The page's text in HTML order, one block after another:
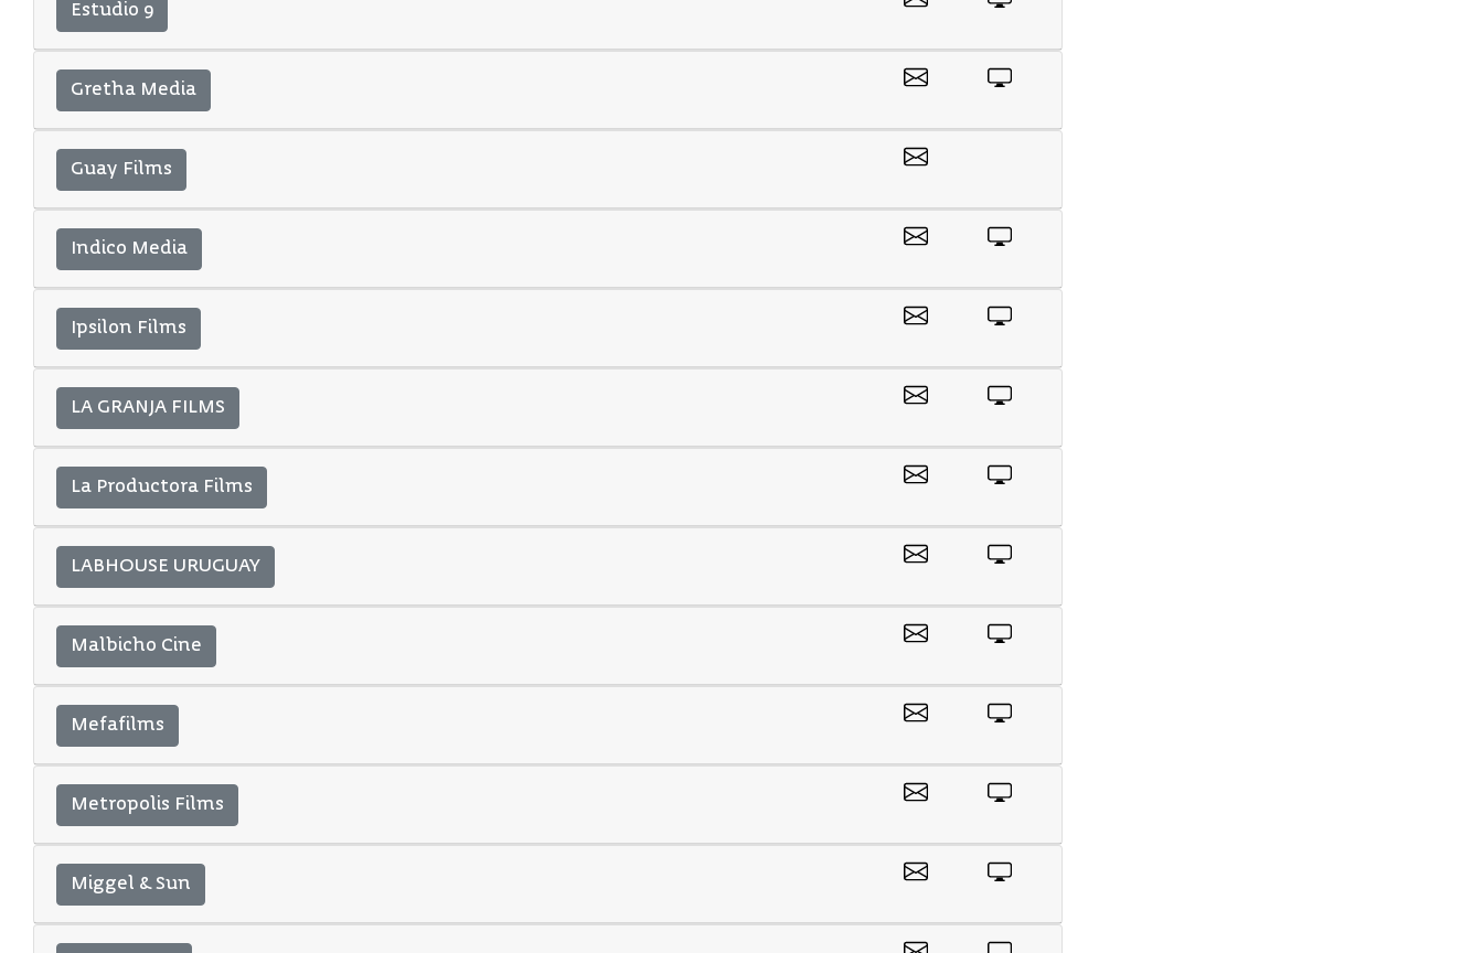
Estudio 9
Gretha Media
Guay Films
Indico Media
Ipsilon Films
LA GRANJA FILMS
La Productora Films
LABHOUSE URUGUAY
Malbicho Cine
Mefafilms
Metropolis Films
Miggel & Sun